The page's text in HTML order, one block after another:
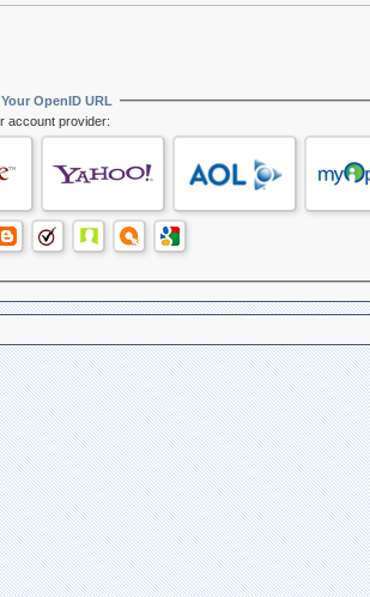
OpenID URL
account provider: